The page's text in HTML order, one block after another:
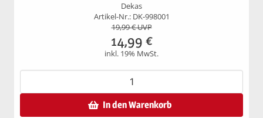
Dekas
Artikel-Nr.: DK-998001
19,99€ UVP
14,99 €
inkl. 19% MwSt.
In den Warenkorb